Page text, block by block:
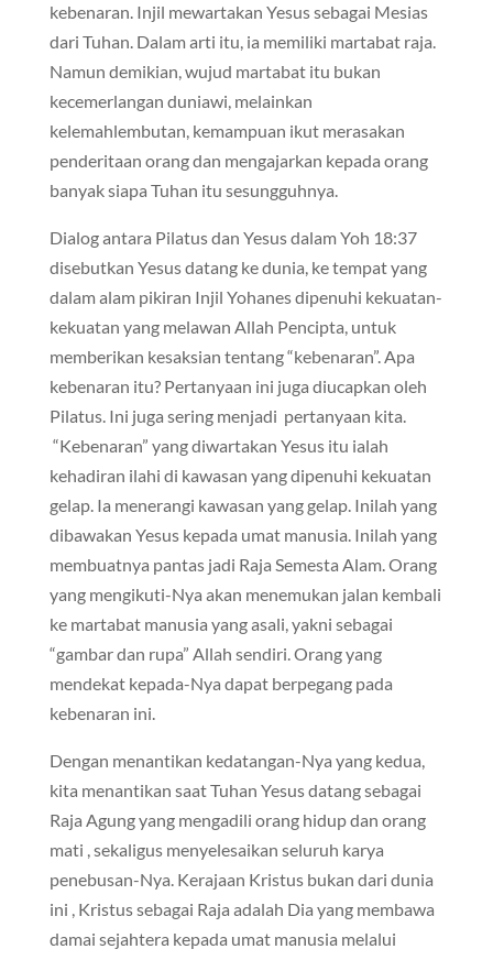
kebenaran. Injil mewartakan Yesus sebagai Mesias
dari Tuhan. Dalam arti itu, ia memiliki martabat raja.
Namun demikian, wujud martabat itu bukan
kecemerlangan duniawi, melainkan
kelemahlembutan, kemampuan ikut merasakan
penderitaan orang dan mengajarkan kepada orang
banyak siapa Tuhan itu sesungguhnya.
Dialog antara Pilatus dan Yesus dalam Yoh 18:37
disebutkan Yesus datang ke dunia, ke tempat yang
dalam alam pikiran Injil Yohanes dipenuhi kekuatan-
kekuatan yang melawan Allah Pencipta, untuk
memberikan kesaksian tentang “kebenaran”. Apa
kebenaran itu? Pertanyaan ini juga diucapkan oleh
Pilatus. Ini juga sering menjadi pertanyaan kita.
“Kebenaran” yang diwartakan Yesus itu ialah
kehadiran ilahi di kawasan yang dipenuhi kekuatan
gelap. Ia menerangi kawasan yang gelap. Inilah yang
dibawakan Yesus kepada umat manusia. Inilah yang
membuatnya pantas jadi Raja Semesta Alam. Orang
yang mengikuti-Nya akan menemukan jalan kembali
ke martabat manusia yang asali, yakni sebagai
“gambar dan rupa” Allah sendiri. Orang yang
mendekat kepada-Nya dapat berpegang pada
kebenaran ini.
Dengan menantikan kedatangan-Nya yang kedua,
kita menantikan saat Tuhan Yesus datang sebagai
Raja Agung yang mengadili orang hidup dan orang
mati , sekaligus menyelesaikan seluruh karya
penebusan-Nya. Kerajaan Kristus bukan dari dunia
ini , Kristus sebagai Raja adalah Dia yang membawa
damai sejahtera kepada umat manusia melalui